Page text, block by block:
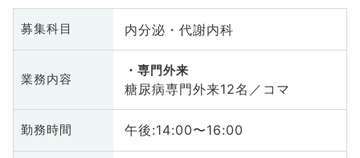
募集科目 内分泌・代謝内科
業務内容
専門外来
糖尿病専門外来12名／コマ
勤務時間 午後:14:00〜16:00